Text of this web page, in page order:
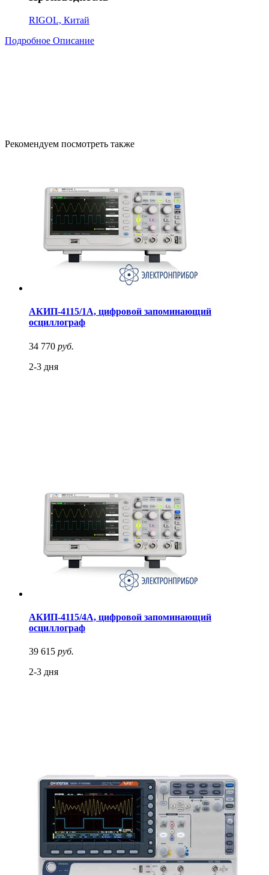
RIGOL, Китай
Подробное Описание
Рекомендуем посмотреть также
АКИП-4115/1А, цифровой запоминающий
осциллограф
34 770 руб.
2-3 дня
АКИП-4115/4А, цифровой запоминающий
осциллограф
39 615 руб.
2-3 дня